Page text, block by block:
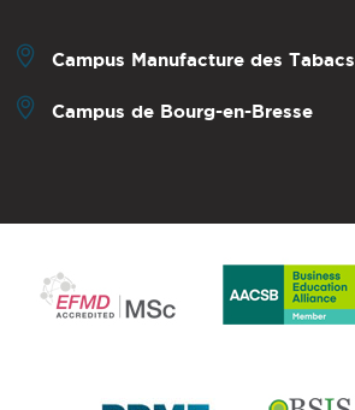
Campus Manufacture des Tabacs
Campus de Bourg-en-Bresse